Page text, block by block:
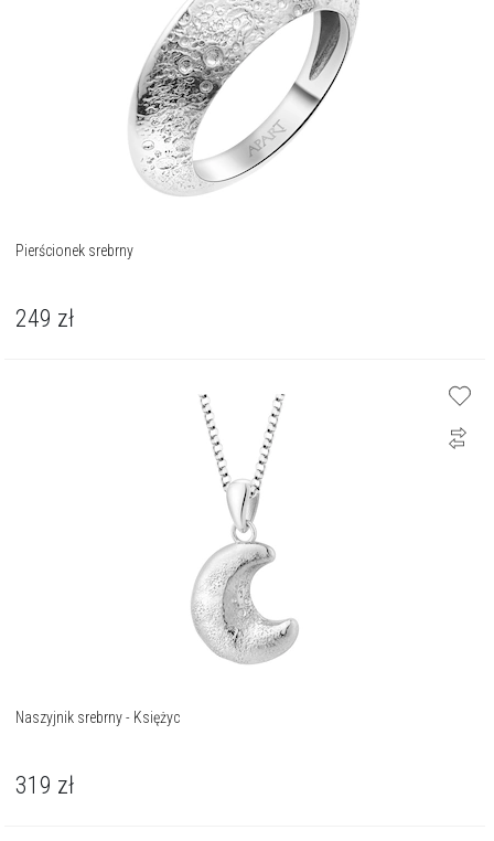
Pierścionek srebrny
249 zł
Naszyjnik srebrny - Księżyc
319 zł